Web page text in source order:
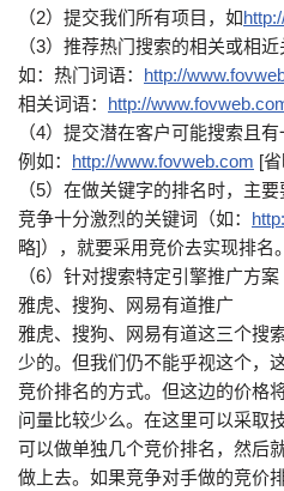
（2）提交我们所有项目，如
（3）推荐热门搜索的相关或相近
如：热门词语： http://
相关词语： http://
（4）提交潜在客户可能搜索且
例如： http://www.fovweb.com [
（5）在做关键字的排名时，主
竞争十分激烈的关键词（如：
略]），就要采用竞价去实现排名。
（6）针对搜索特定引擎推广方案
雅虎、搜狗、网易有道推广
雅虎、搜狗、网易有道这三个搜
少的。但我们仍不能乎视这个，
竞价排名的方式。但这边的价格
问量比较少么。在这里可以采取
可以做单独几个竞价排名，然后
做上去。如果竞争对手做的竞价